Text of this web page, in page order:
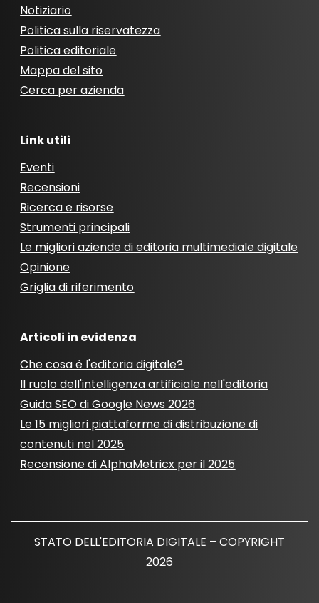
Notiziario
Politica sulla riservatezza
Politica editoriale
Mappa del sito
Cerca per azienda
Link utili
Eventi
Recensioni
Ricerca e risorse
Strumenti principali
Le migliori aziende di editoria multimediale digitale
Opinione
Griglia di riferimento
Articoli in evidenza
Che cosa è l'editoria digitale?
Il ruolo dell'intelligenza artificiale nell'editoria
Guida SEO di Google News 2026
Le 15 migliori piattaforme di distribuzione di
contenuti nel 2025
Recensione di AlphaMetricx per il 2025
STATO DELL'EDITORIA DIGITALE – COPYRIGHT
2026